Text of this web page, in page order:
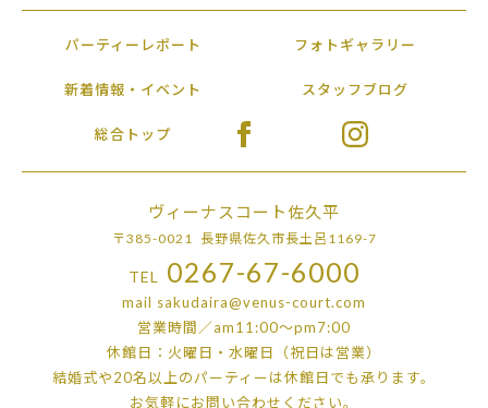
パーティーレポート フォトギャラリー
新着情報・イベント スタッフブログ
総合トップ
ヴィーナスコート佐久平
〒385-0021 長野県佐久市長土呂1169-7
TEL 0267-67-6000
mail sakudaira@venus-court.com
営業時間／am11:00〜pm7:00
休館日：火曜日・水曜日（祝日は営業）
結婚式や20名以上のパーティーは休館日でも承ります。
お気軽にお問い合わせください。